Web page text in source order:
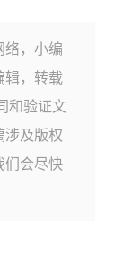
络，小编
辑，转载
和验证文
涉及版权
们会尽快